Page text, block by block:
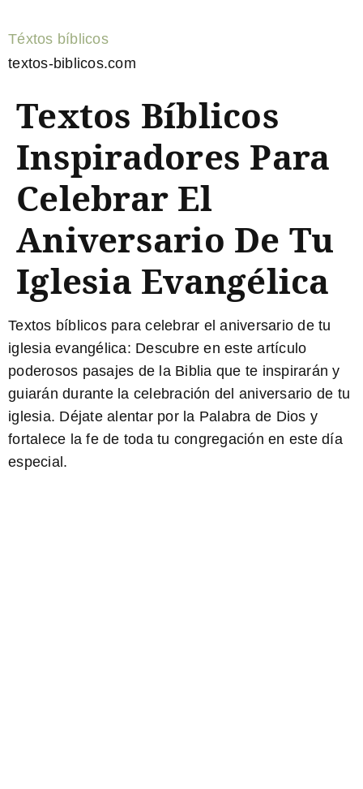
Téxtos bíblicos
textos-biblicos.com
Textos Bíblicos
Inspiradores Para
Celebrar El
Aniversario De Tu
Iglesia Evangélica
Textos bíblicos para celebrar el aniversario de tu
iglesia evangélica: Descubre en este artículo
poderosos pasajes de la Biblia que te inspirarán y
guiarán durante la celebración del aniversario de tu
iglesia. Déjate alentar por la Palabra de Dios y
fortalece la fe de toda tu congregación en este día
especial.